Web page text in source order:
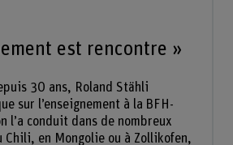
est rencontre »
30 ans, Roland Stähli
sur l’enseignement à la BFH-
l’a conduit dans de nombreux
Chili, en Mongolie ou à Zollikofen,